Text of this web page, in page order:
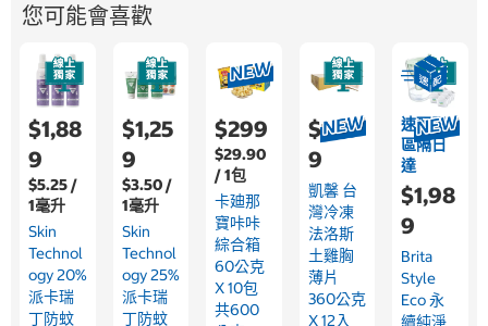
您可能會喜歡
$1,88
9
$5.25 /
1毫升
Skin
Technol
Ogy 20%
派卡瑞
丁防蚊
$1,25
9
$3.50 /
1毫升
Skin
Technol
Ogy 25%
派卡瑞
丁防蚊
$299
$29.90
/ 1包
卡廸那
寶咔咔
綜合箱
60公克
X 10包
共600
$1,39
9
凱馨 台
灣冷凍
法洛斯
土雞胸
薄片
360公克
X 12入
速配限
區隔日
達
$1,98
9
Brita
Style
Eco 永
續純淨